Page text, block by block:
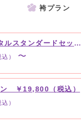
袴プラン
袴7点 レンタルスタンダードセットプラン ￥20,000（税込）～
） 〜
￥19,800（税込）
）